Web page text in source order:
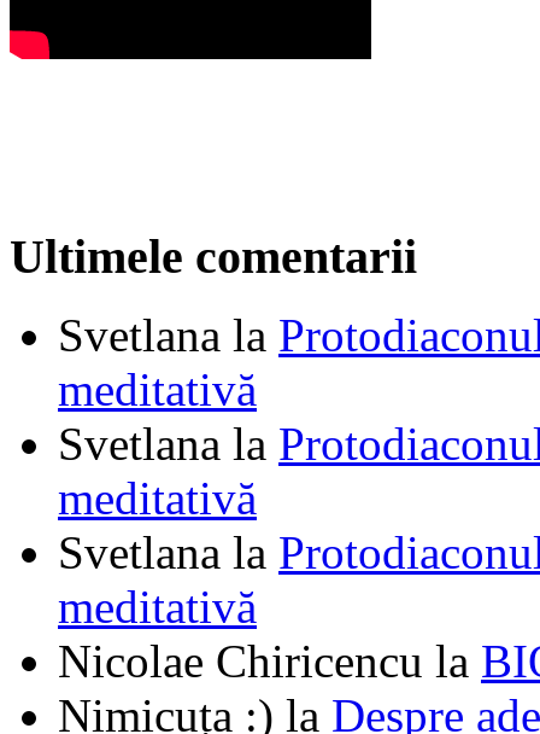
Ultimele comentarii
Svetlana la
meditativă
Svetlana la
meditativă
Svetlana la
meditativă
Nicolae Chiricencu la
Nimicuța :) la Despre